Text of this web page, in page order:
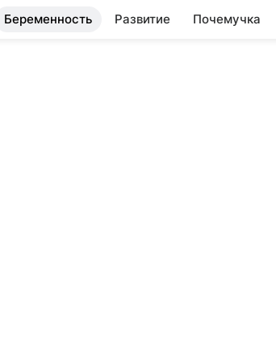
Беременность Развитие Почемучка